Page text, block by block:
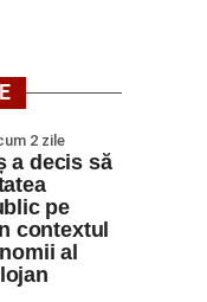
2 zile
a decis să
pe
contextul
al